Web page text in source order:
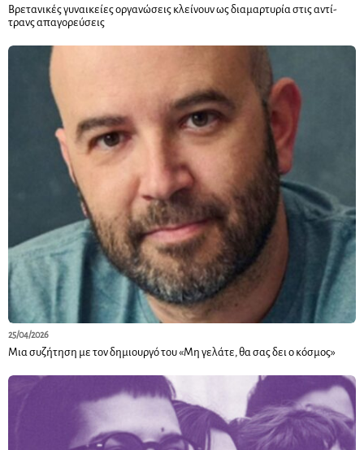
Βρετανικές γυναικείες οργανώσεις κλείνουν ως διαμαρτυρία στις αντί-
τρανς απαγορεύσεις
25/04/2026
Μια συζήτηση με τον δημιουργό του «Μη γελάτε, θα σας δει ο κόσμος»